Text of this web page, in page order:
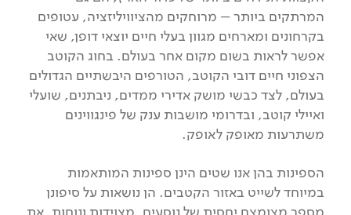
המרתקים ביותר – מרוחקים מהציוויליזציה, עטופים
בקרחונים ומארחים מגוון בעלי חיים יוצאי דופן, שאי
אפשר לראות בשום מקום אחר בעולם. בחוג הקוטב
הצפוני חיים דובי הקוטב, הטורפים היבשתיים הגדולים
בעולם, לצד כבשי מושק אדירי ממדים, ניבתנים, שועלי
ואיילי קוטב, ובדרומי מושבות ענק של פינגווינים
משתרעות מאופק לאופק.
הספינות בהן אנו שטים הינן ספינות המותאמות
במיוחד לשייט באזור הקטבים. הן נושאות על סיפונן